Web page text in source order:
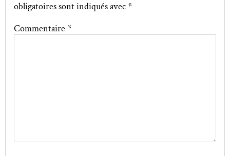
obligatoires sont indiqués avec*
Commentaire *